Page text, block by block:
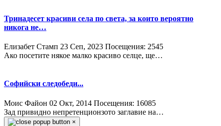
Тринадесет красиви села по света, за които вероятно
никога не…
Елизабет Стамп 23 Сeп, 2023 Посещения: 2545
Ако посетите някое малко красиво селце, ще…
Софийски следобеди...
Моис Файон 02 Окт, 2014 Посещения: 16085
Зад привидно непретенционзото заглавие на…
×